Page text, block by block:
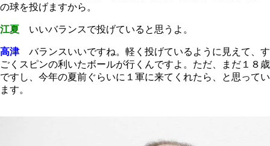
の球を投げますから。
江夏 いいバランスで投げていると思うよ。
高津バランスいいですね。軽く投げているように見えて、す
ごくスピンの利いたボールが行くんですよ。ただ、まだ１８歳
ですし、今年の夏前ぐらいに１軍に来てくれたら、と思ってい
ます。